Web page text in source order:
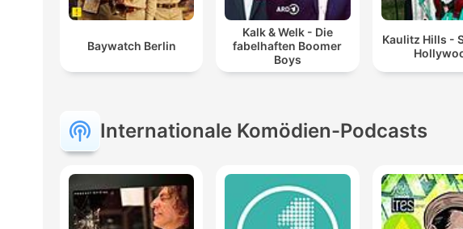
Baywatch Berlin
Kalk & Welk - Die
fabelhaften Boomer
Boys
Kaulitz Hills -
Internationale Komödien-Podcasts